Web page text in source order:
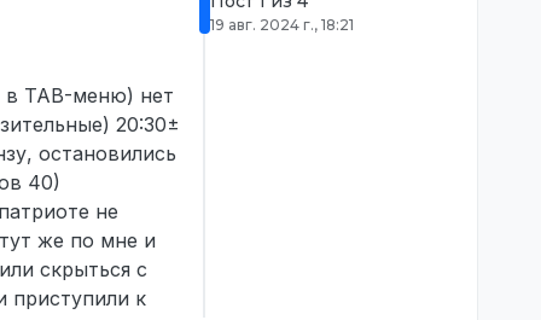
в TAB-меню) нет
20:30±
остановились
40)
не
же по мне и
скрыться с
приступили к
19 авг. 2024 г., 18:21